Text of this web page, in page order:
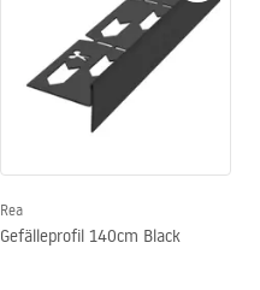
Rea
Gefälleprofil 140cm Black